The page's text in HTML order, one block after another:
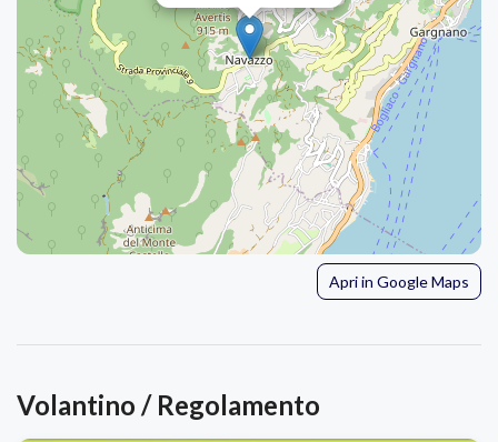
Apri in Google Maps
Volantino / Regolamento